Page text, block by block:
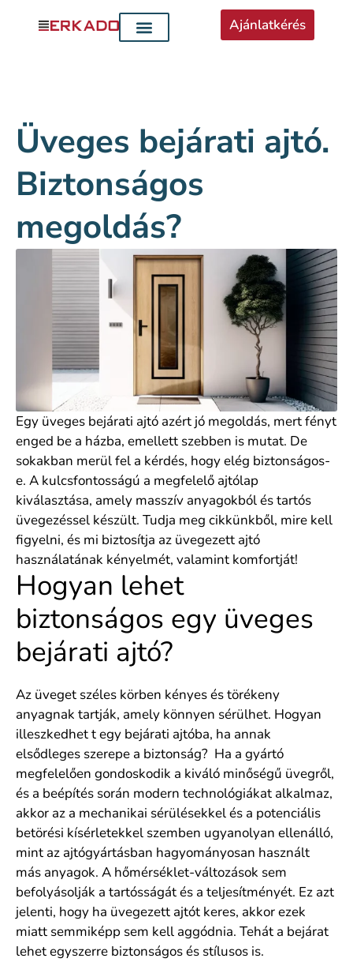
Ajánlatkérés
Üveges bejárati ajtó.
Biztonságos
megoldás?
Egy üveges bejárati ajtó azért jó megoldás, mert fényt
enged be a házba, emellett szebben is mutat. De
sokakban merül fel a kérdés, hogy elég biztonságos-
e. A kulcsfontosságú a megfelelő ajtólap
kiválasztása, amely masszív anyagokból és tartós
üvegezéssel készült. Tudja meg cikkünkből, mire kell
figyelni, és mi biztosítja az üvegezett ajtó
használatának kényelmét, valamint komfortját!
Hogyan lehet
biztonságos egy üveges
bejárati ajtó?
Az üveget széles körben kényes és törékeny
anyagnak tartják, amely könnyen sérülhet. Hogyan
illeszkedhet t egy bejárati ajtóba, ha annak
elsődleges szerepe a biztonság? Ha a gyártó
megfelelően gondoskodik a kiváló minőségű üvegről,
és a beépítés során modern technológiákat alkalmaz,
akkor az a mechanikai sérülésekkel és a potenciális
betörési kísérletekkel szemben ugyanolyan ellenálló,
mint az ajtógyártásban hagyományosan használt
más anyagok. A hőmérséklet-változások sem
befolyásolják a tartósságát és a teljesítményét. Ez azt
jelenti, hogy ha üvegezett ajtót keres, akkor ezek
miatt semmiképp sem kell aggódnia. Tehát a bejárat
lehet egyszerre biztonságos és stílusos is.